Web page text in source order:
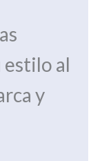
al
y